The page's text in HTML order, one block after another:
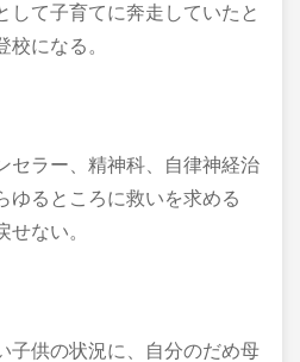
て子育てに奔走していたと
校になる。
ラー、精神科、自律神経治
ゆるところに救いを求める
せない。
供の状況に、自分のだめ母